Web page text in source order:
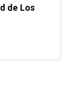
de Los